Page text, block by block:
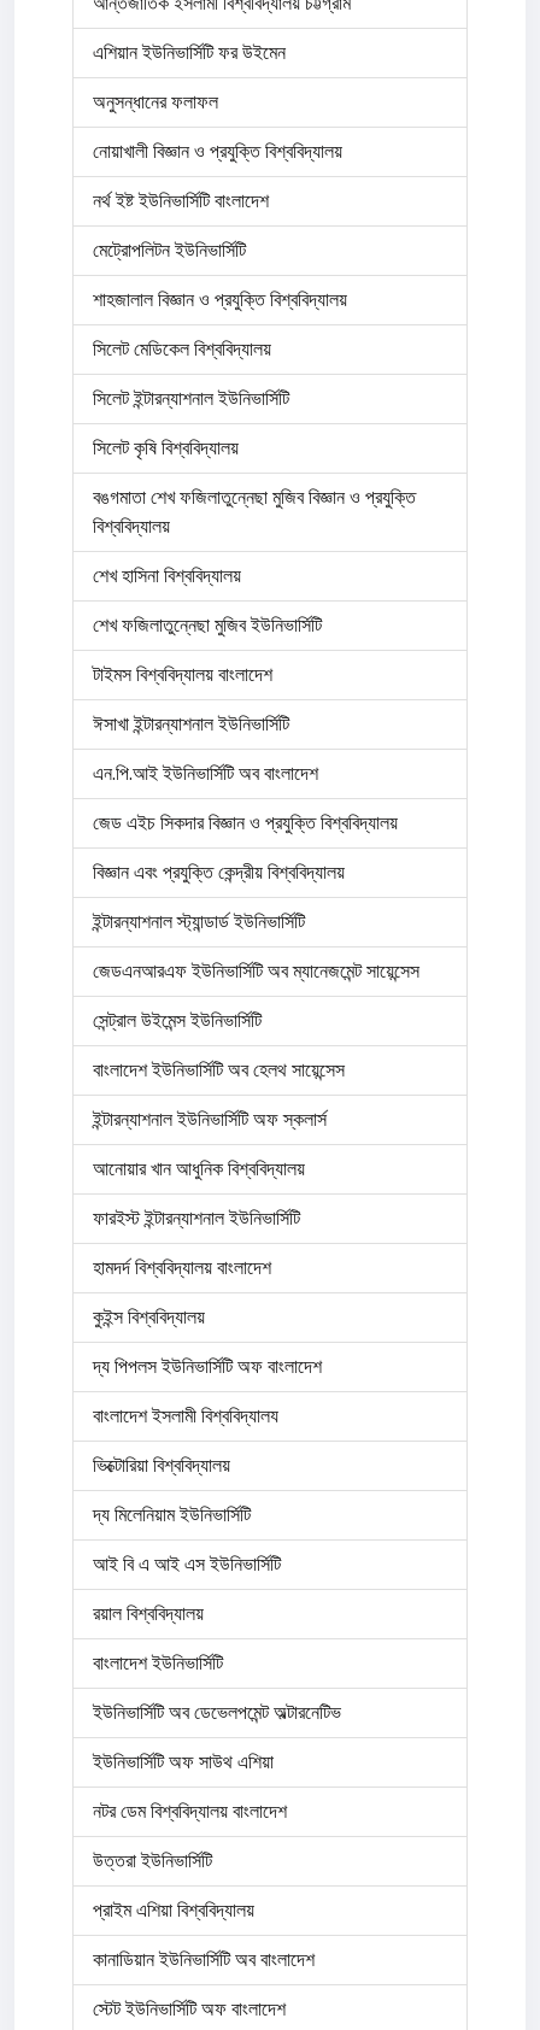
এশিয়ান ইউনিভার্সিটি ফর উইমেন
অনুসন্ধানের ফলাফল
নোয়াখালী বিজ্ঞান ও প্রযুক্তি বিশ্ববিদ্যালয়
নর্থ ইষ্ট ইউনিভার্সিটি বাংলাদেশ
মেট্রোপলিটন ইউনিভার্সিটি
শাহজালাল বিজ্ঞান ও প্রযুক্তি বিশ্ববিদ্যালয়
সিলেট মেডিকেল বিশ্ববিদ্যালয়
সিলেট ইন্টারন্যাশনাল ইউনিভার্সিটি
সিলেট কৃষি বিশ্ববিদ্যালয়
বঙগমাতা শেখ ফজিলাতুন্নেছা মুজিব বিজ্ঞান ও প্রযুক্তি
বিশ্ববিদ্যালয়
শেখ হাসিনা বিশ্ববিদ্যালয়
শেখ ফজিলাতুন্নেছা মুজিব ইউনিভার্সিটি
টাইমস বিশ্ববিদ্যালয় বাংলাদেশ
ঈসাখা ইন্টারন্যাশনাল ইউনিভার্সিটি
এন.পি.আই ইউনিভার্সিটি অব বাংলাদেশ
জেড এইচ সিকদার বিজ্ঞান ও প্রযুক্তি বিশ্ববিদ্যালয়
বিজ্ঞান এবং প্রযুক্তি কেন্দ্রীয় বিশ্ববিদ্যালয়
ইন্টারন্যাশনাল স্ট্যান্ডার্ড ইউনিভার্সিটি
জেডএনআরএফ ইউনিভার্সিটি অব ম্যানেজমেন্ট সায়েন্সেস
সেন্ট্রাল উইমেন্স ইউনিভার্সিটি
বাংলাদেশ ইউনিভার্সিটি অব হেলথ সায়েন্সেস
ইন্টারন্যাশনাল ইউনিভার্সিটি অফ স্কলার্স
আনোয়ার খান আধুনিক বিশ্ববিদ্যালয়
ফারইস্ট ইন্টারন্যাশনাল ইউনিভার্সিটি
হামদর্দ বিশ্ববিদ্যালয় বাংলাদেশ
কুইন্স বিশ্ববিদ্যালয়
দ্য পিপলস ইউনিভার্সিটি অফ বাংলাদেশ
বাংলাদেশ ইসলামী বিশ্ববিদ্যালয
ভিক্টোরিয়া বিশ্ববিদ্যালয়
দ্য মিলেনিয়াম ইউনিভার্সিটি
আই বি এ আই এস ইউনিভার্সিটি
রয়াল বিশ্ববিদ্যালয়
বাংলাদেশ ইউনিভার্সিটি
ইউনিভার্সিটি অব ডেভেলপমেন্ট অল্টারনেটিভ
ইউনিভার্সিটি অফ সাউথ এশিয়া
নটর ডেম বিশ্ববিদ্যালয় বাংলাদেশ
উত্তরা ইউনিভার্সিটি
প্রাইম এশিয়া বিশ্ববিদ্যালয়
কানাডিয়ান ইউনিভার্সিটি অব বাংলাদেশ
স্টেট ইউনিভার্সিটি অফ বাংলাদেশ